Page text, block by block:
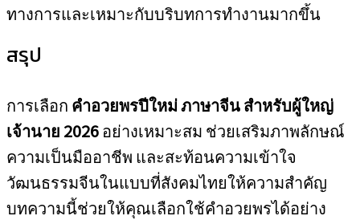
ทางการและเหมาะกับบริบทการทำงานมากขึ้น
สรุป
การเลือก คำอวยพรปีใหม่ ภาษาจีน สำหรับผู้ใหญ่
เจ้านาย 2026อย่างเหมาะสม ช่วยเสริมภาพลักษณ์
ความเป็นมืออาชีพ และสะท้อนความเข้าใจ
วัฒนธรรมจีนในแบบที่สังคมไทยให้ความสำคัญ
บทความนี้ช่วยให้คุณเลือกใช้คำอวยพรได้อย่าง